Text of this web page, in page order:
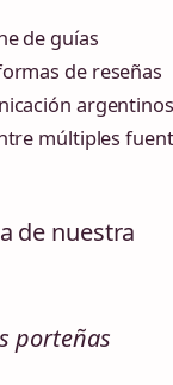
de guías
de reseñas
múltiples
de nuestra
porteñas